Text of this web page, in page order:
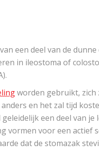
een deel van de
in ileostoma of
worden gebruikt,
en het zal tijd
een deel van je
vormen voor een actief
dat de stomazak